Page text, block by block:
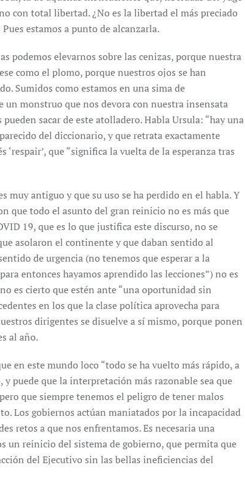
con total libertad. ¿No es la libertad el más preciado
estamos a punto de alcanzarla.
podemos elevarnos sobre las cenizas, porque nuestra
como el plomo, porque nuestros ojos se han
Sumidos como estamos en una sima de
un monstruo que nos devora con nuestra insensata
sacar de este atolladero. Habla Ursula: “hay una
del diccionario, y que retrata exactamente
que “significa la vuelta de la esperanza tras
muy antiguo y que su uso se ha perdido en el habla. Y
que todo el asunto del gran reinicio no es más que
19, que es lo que justifica este discurso, no se
asolaron el continente y que daban sentido al
de urgencia (no tenemos que esperar a la
entonces hayamos aprendido las lecciones”) no es
es cierto que estén ante “una oportunidad sin
en los que la clase política aprovecha para
dirigentes se disuelve a sí mismo, porque ponen
al año.
en este mundo loco “todo se ha vuelto más rápido, a
y puede que la interpretación más razonable sea que
que siempre tenemos el peligro de tener malos
Los gobiernos actúan maniatados por la incapacidad
retos a que nos enfrentamos. Es necesaria una
un reinicio del sistema de gobierno, que permita que
del Ejecutivo sin las bellas ineficiencias del